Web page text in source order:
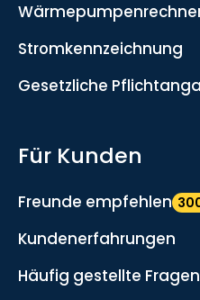
Stromkennzeichnung
Gesetzliche
Für Kunden
Freunde empfehlen
Kundenerfahrungen
Häufig gestellte Fragen